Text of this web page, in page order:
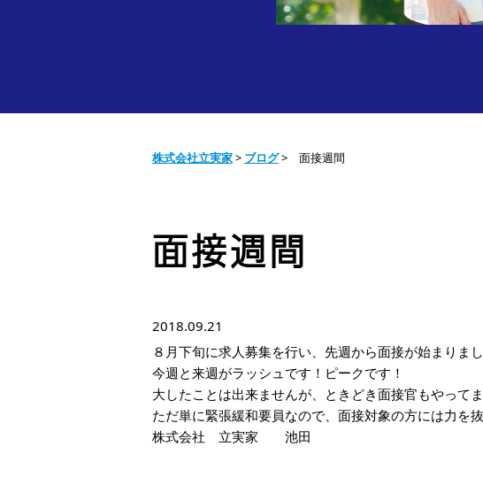
株式会社立実家> ブログ> 面接週間
面接週間
2018.09.21
８月下旬に求人募集を行い、先週から面接が始まりまし
今週と来週がラッシュです！ピークです！
大したことは出来ませんが、ときどき面接官もやってま
ただ単に緊張緩和要員なので、面接対象の方には力を
株式会社 立実家 池田